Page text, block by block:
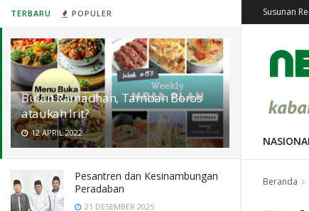
TERBARU POPULER
Bulan Ramadhan, Tambah Boros
ataukah Irit?
12 APRIL 2022
Pesantren dan Kesinambungan
Peradaban
21 DESEMBER 2025
Susunan
Beranda